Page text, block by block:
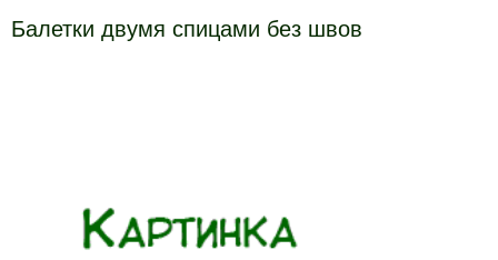
Балетки двумя спицами без швов